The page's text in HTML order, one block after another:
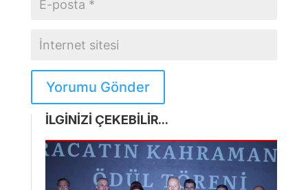
Yorumu Gönder
İLGİNİZİ ÇEKEBİLİR...